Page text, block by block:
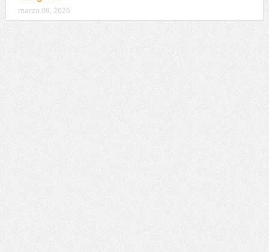
marzo 09, 2026